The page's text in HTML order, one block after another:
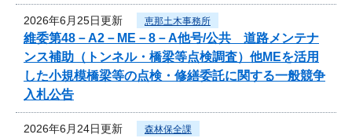
2026年6月25日更新 恵那土木事務所
維委第48－A2－ME－8－A他号/公共 道路メンテナ
ンス補助（トンネル・橋梁等点検調査）他MEを活用
した小規模橋梁等の点検・修繕委託に関する一般競争
入札公告
2026年6月24日更新 森林保全課